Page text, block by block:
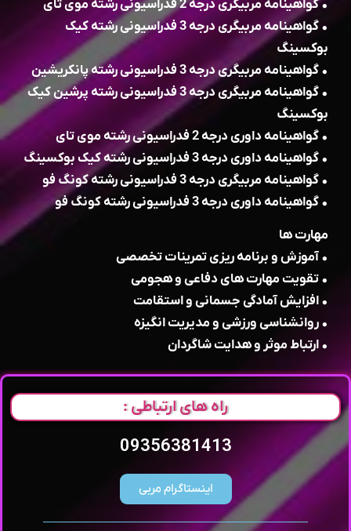
• گواهینامه مربیگری درجه 2 فدراسیونی رشته موی تای
• گواهینامه مربیگری درجه 3 فدراسیونی رشته کیک
بوکسینگ
• گواهینامه مربیگری درجه 3 فدراسیونی رشته پانکریشین
• گواهینامه مربیگری درجه 3 فدراسیونی رشته پرشین کیک
بوکسینگ
• گواهینامه داوری درجه 2 فدراسیونی رشته موی تای
• گواهینامه داوری درجه 3 فدراسیونی رشته کیک بوکسینگ
• گواهینامه مربیگری درجه 3 فدراسیونی رشته کونگ فو
• گواهینامه داوری درجه 3 فدراسیونی رشته کونگ فو
مهارت ها
• آموزش و برنامه ریزی تمرینات تخصصی
• تقویت مهارت های دفاعی و هجومی
• افزایش آمادگی جسمانی و استقامت
• روانشناسی ورزشی و مدیریت انگیزه
• ارتباط موثر و هدایت شاگردان
راه های ارتباطی :
09356381413
اینستاگرام مربی